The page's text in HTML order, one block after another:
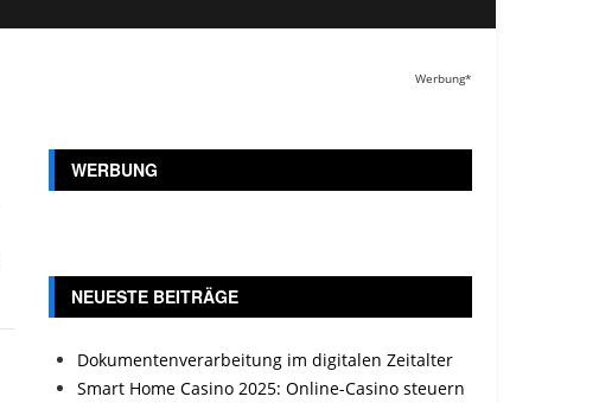
Werbung*
WERBUNG
NEUESTE BEITRÄGE
Dokumentenverarbeitung im digitalen Zeitalter
Smart Home Casino 2025: Online-Casino steuern